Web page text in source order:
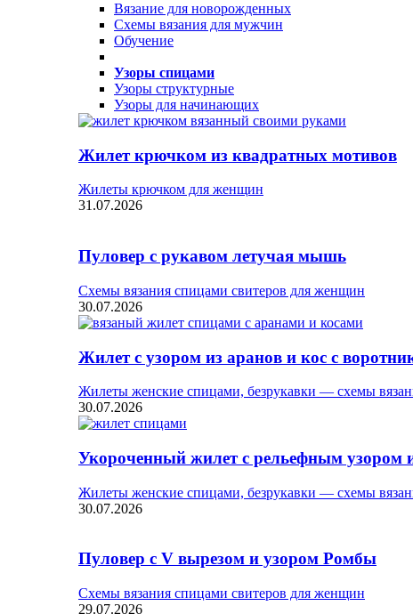
Вязание для новорожденных
Схемы вязания для мужчин
Обучение
Узоры спицами
Узоры структурные
Узоры для начинающих
Жилет крючком из квадратных мотивов
Жилеты крючком для женщин
31.07.2026
Пуловер с рукавом летучая мышь
Схемы вязания спицами свитеров для женщин
30.07.2026
Жилет с узором из аранов и кос с
Жилеты женские спицами, безрукавки — схемы
30.07.2026
Укороченный жилет с рельефным
Жилеты женские спицами, безрукавки — схемы
30.07.2026
Пуловер с V вырезом и узором Ромбы
Схемы вязания спицами свитеров для женщин
29.07.2026